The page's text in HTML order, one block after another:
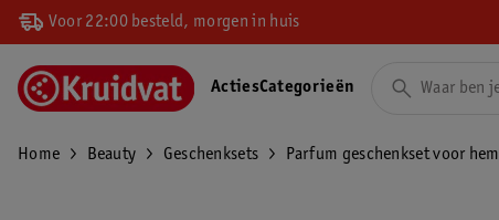
Voor 22:00 besteld, morgen in huis
ActiesCategorieën
Home Beauty Geschenksets Parfum geschenkset voor hem